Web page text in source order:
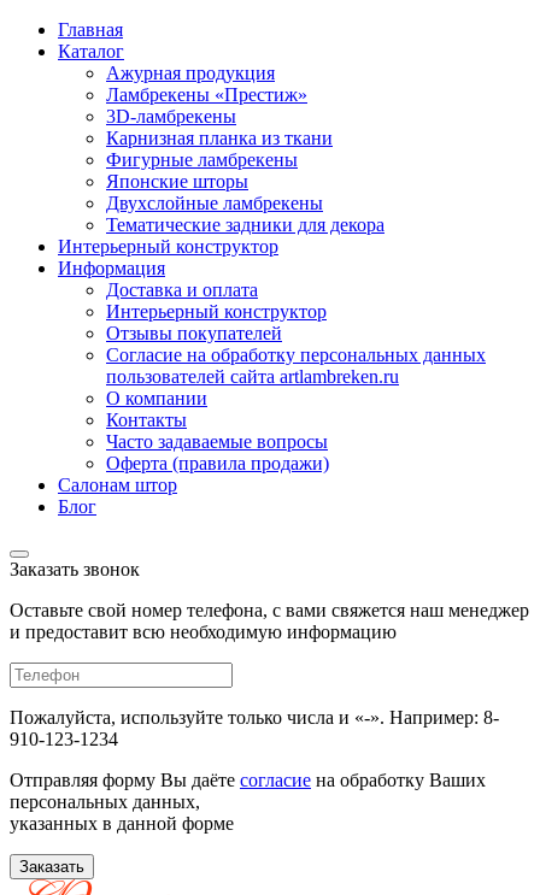
Главная
Каталог
Ажурная продукция
Ламбрекены «Престиж»
3D-ламбрекены
Карнизная планка из ткани
Фигурные ламбрекены
Японские шторы
Двухслойные ламбрекены
Тематические задники для декора
Интерьерный конструктор
Информация
Доставка и оплата
Интерьерный конструктор
Отзывы покупателей
Согласие на обработку персональных данных
пользователей сайта artlambreken.ru
О компании
Контакты
Часто задаваемые вопросы
Оферта (правила продажи)
Салонам штор
Блог
Заказать звонок
Оставьте свой номер телефона, с вами свяжется наш менеджер
и предоставит всю необходимую информацию
Пожалуйста, используйте только числа и «-». Например: 8-
910-123-1234
Отправляя форму Вы даёте согласие на обработку Ваших
персональных данных,
указанных в данной форме
Заказать